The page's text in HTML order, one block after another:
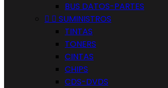
BUS DATOS-PARTES
  SUMINISTROS
TINTAS
TONERS
CINTAS
CHIPS
CDS-DVDS